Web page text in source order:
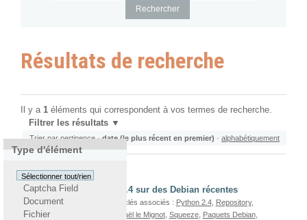
Résultats de recherche
Il y a 1 éléments qui correspondent à vos termes de recherche.
Filtrer les résultats
Type d'élément
Sélectionner tout/rien
Captcha Field
Document
Fichier
Trier par pertinence · date (le plus récent en premier) · alphabétiquement
Utiliser Python 2.3 et 2.4 sur des Debian récentes
ParGaël Le Mignot — Mots-clés associés : Python 2.4, Repository,
Python 2.3
Gaël le Mignot, Squeeze, Paquets Debian,